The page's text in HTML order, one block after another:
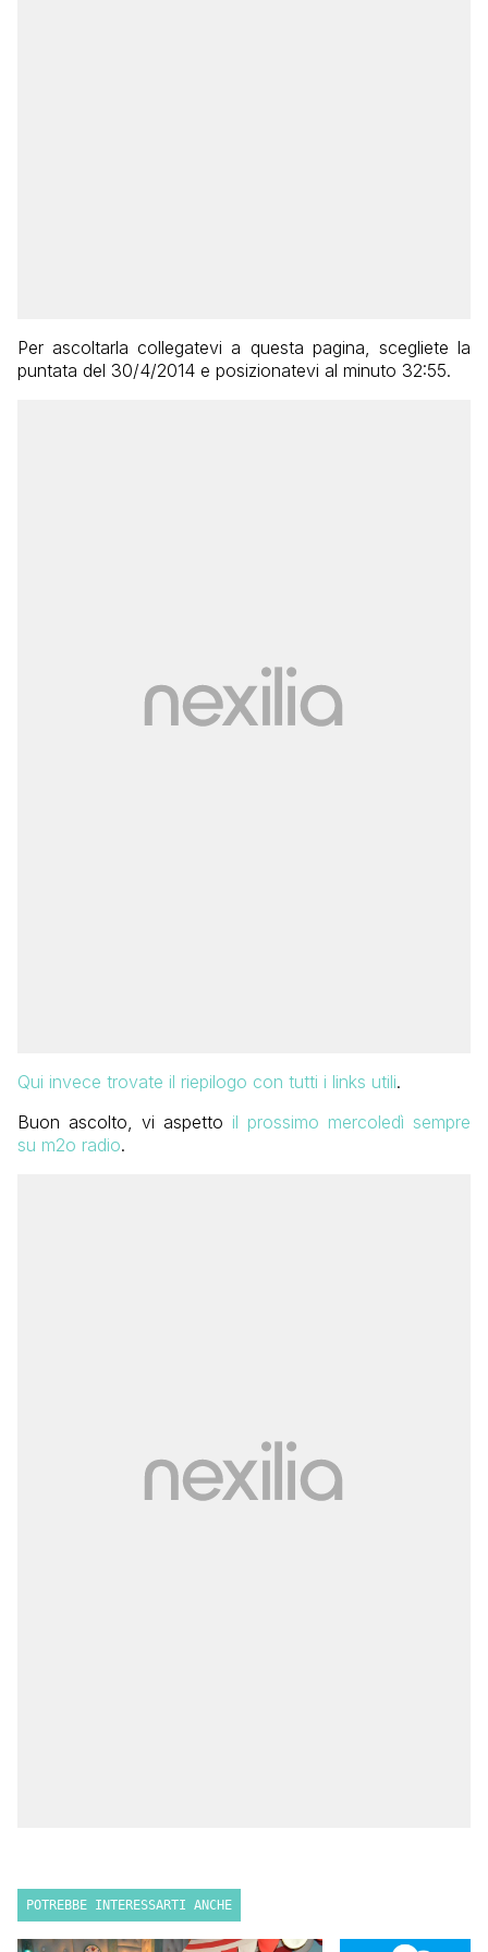
Per ascoltarla collegatevi a questa pagina, scegliete la
puntata del 30/4/2014 e posizionatevi al minuto 32:55.
Qui invece trovate il riepilogo con tutti i links utili.
Buon ascolto, vi aspetto il prossimo mercoledì sempre
su m2o radio.
POTREBBE INTERESSARTI ANCHE